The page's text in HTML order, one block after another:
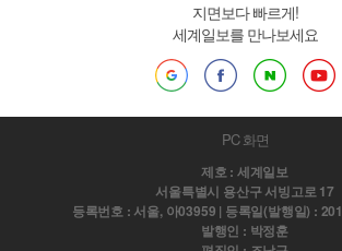
지면보다 빠르게!
세계일보를 만나보세요
PC 화면
제호 : 세계일보
서울특별시 용산구 서빙고로 17
등록번호 : 서울, 아03959 | 등록일(발행일) :
발행인 : 박정훈